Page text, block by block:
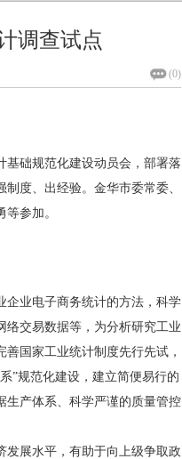
调查试点
(0)
基础规范化建设动员会，部署落
度、出经验。金华市委常委、
参加。
企业电子商务统计的方法，科学
络交易数据等，为分析研究工业
国家工业统计制度先行先试，
”规范化建设，建立简便易行的
生产体系、科学严谨的质量管控
发展水平，有助于向上级争取政